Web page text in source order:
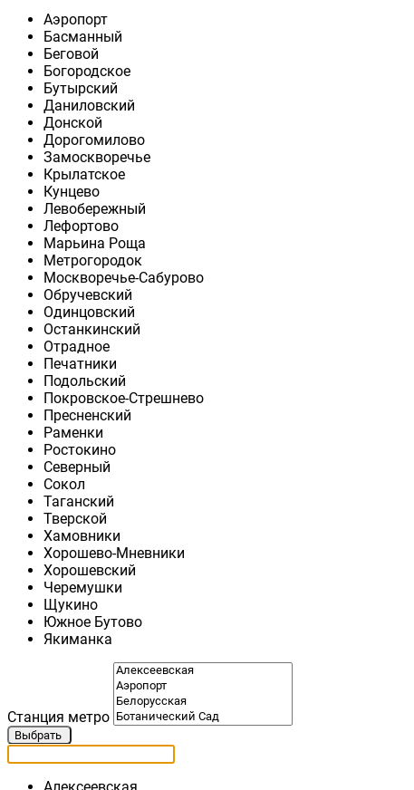
Аэропорт
Басманный
Беговой
Богородское
Бутырский
Даниловский
Донской
Дорогомилово
Замоскворечье
Крылатское
Кунцево
Левобережный
Лефортово
Марьина Роща
Метрогородок
Москворечье-Сабурово
Обручевский
Одинцовский
Останкинский
Отрадное
Печатники
Подольский
Покровское-Стрешнево
Пресненский
Раменки
Ростокино
Северный
Сокол
Таганский
Тверской
Хамовники
Хорошево-Мневники
Хорошевский
Черемушки
Щукино
Южное Бутово
Якиманка
Станция метро
Выбрать